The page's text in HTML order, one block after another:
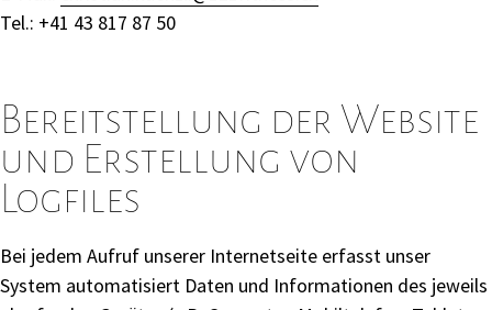
Tel.: +41 43 817 87 50
Bereitstellung der Website
und Erstellung von
Logfiles
Bei jedem Aufruf unserer Internetseite erfasst unser
System automatisiert Daten und Informationen des jeweils